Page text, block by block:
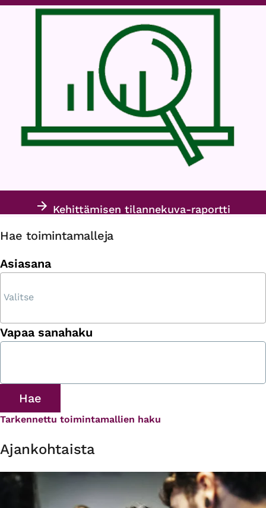
Kehittämisen tilannekuva-raportti
Hae toimintamalleja
Asiasana
Vapaa sanahaku
Tarkennettu toimintamallien haku
Ajankohtaista